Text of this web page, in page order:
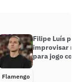
Filipe Luís
improvisar no
para jogo
Flamengo